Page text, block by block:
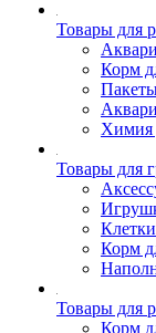
Товары для
Корм
Химия
Товары для
Корм
Товары для
Корм